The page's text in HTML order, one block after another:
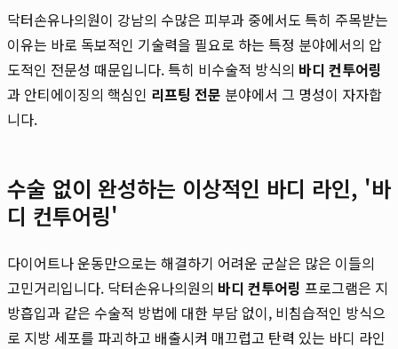
닥터손유나의원이 강남의 수많은 피부과 중에서도 특히 주목받는
이유는 바로 독보적인 기술력을 필요로 하는 특정 분야에서의 압
도적인 전문성 때문입니다. 특히 비수술적 방식의 바디 컨투어링
과 안티에이징의 핵심인 리프팅 전문 분야에서 그 명성이 자자합
니다.
수술 없이 완성하는 이상적인 바디 라인, '바
디 컨투어링'
다이어트나 운동만으로는 해결하기 어려운 군살은 많은 이들의
고민거리입니다. 닥터손유나의원의 바디 컨투어링 프로그램은 지
방흡입과 같은 수술적 방법에 대한 부담 없이, 비침습적인 방식으
로 지방 세포를 파괴하고 배출시켜 매끄럽고 탄력 있는 바디 라인